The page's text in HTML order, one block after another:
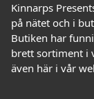
Kinnarps
på nätet och i
Butiken har
brett sortiment i
även här i vår